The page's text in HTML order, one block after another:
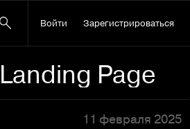
Войти Зарегистрироваться
Page
11 февраля 2025